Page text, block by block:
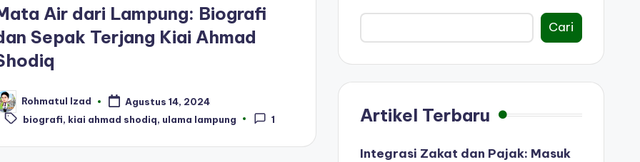
Air dari Lampung: Biografi
Sepak Terjang Kiai Ahmad
Rohmatul Izad Agustus 14, 2024
Tags:
biografi, kiai ahmad shodiq, ulama lampung 1
Cari
Artikel Terbaru
Integrasi Zakat dan Pajak: Masuk